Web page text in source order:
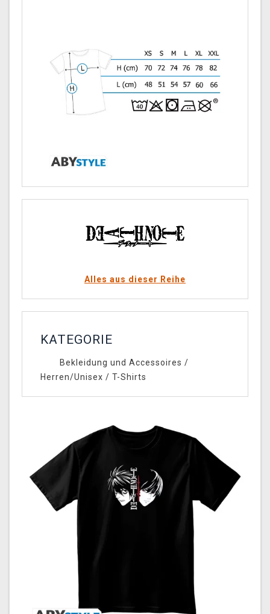
Alles aus dieser Reihe
KATEGORIE
Bekleidung und Accessoires /
Herren/Unisex / T-Shirts